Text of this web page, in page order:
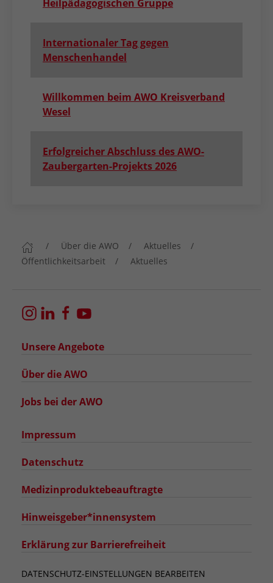
Heilpädagogischen Gruppe
Internationaler Tag gegen
Menschenhandel
Willkommen beim AWO Kreisverband
Wesel
Erfolgreicher Abschluss des AWO-
Zaubergarten-Projekts 2026
Über die AWO
Aktuelles
Öffentlichkeitsarbeit
Aktuelles
Unsere Angebote
Über die AWO
Jobs bei der AWO
Impressum
Datenschutz
Medizinproduktebeauftragte
Hinweisgeber*innensystem
Erklärung zur Barrierefreiheit
DATENSCHUTZ-EINSTELLUNGEN BEARBEITEN